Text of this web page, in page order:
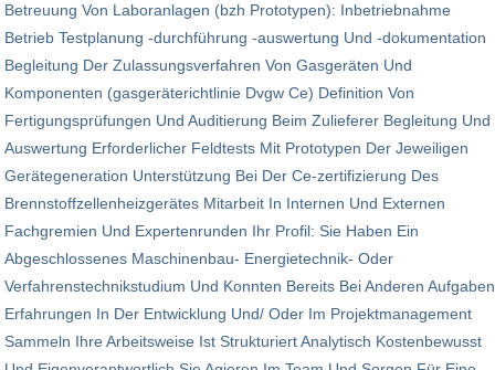
Betreuung Von Laboranlagen (bzh Prototypen): Inbetriebnahme
Betrieb Testplanung -durchführung -auswertung Und -dokumentation
Begleitung Der Zulassungsverfahren Von Gasgeräten Und
Komponenten (gasgeräterichtlinie Dvgw Ce) Definition Von
Fertigungsprüfungen Und Auditierung Beim Zulieferer Begleitung Und
Auswertung Erforderlicher Feldtests Mit Prototypen Der Jeweiligen
Gerätegeneration Unterstützung Bei Der Ce-zertifizierung Des
Brennstoffzellenheizgerätes Mitarbeit In Internen Und Externen
Fachgremien Und Expertenrunden Ihr Profil: Sie Haben Ein
Abgeschlossenes Maschinenbau- Energietechnik- Oder
Verfahrenstechnikstudium Und Konnten Bereits Bei Anderen Aufgaben
Erfahrungen In Der Entwicklung Und/ Oder Im Projekt­manage­ment
Sammeln Ihre Arbeitsweise Ist Strukturiert Analytisch Kostenbewusst